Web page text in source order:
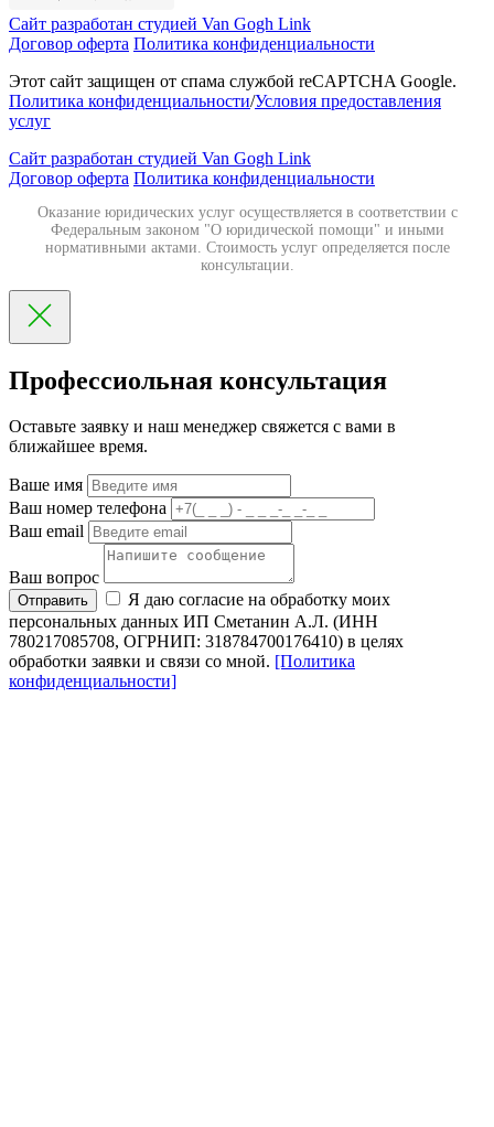
Сайт разработан студией Van Gogh Link
Договор оферта Политика конфиденциальности
Этот сайт защищен от спама службой reCAPTCHA Google.
Политика конфиденциальности/Условия предоставления
услуг
Сайт разработан студией Van Gogh Link
Договор оферта Политика конфиденциальности
Оказание юридических услуг осуществляется в соответствии с
Федеральным законом "О юридической помощи" и иными
нормативными актами. Стоимость услуг определяется после
консультации.
Профессиольная консультация
Оставьте заявку и наш менеджер свяжется с вами в
ближайшее время.
Ваше имя
Ваш номер телефона
Ваш email
Ваш вопрос
Отправить
Я даю согласие на обработку моих
персональных данных ИП Сметанин А.Л. (ИНН
780217085708, ОГРНИП: 318784700176410) в целях
обработки заявки и связи со мной. [Политика
конфиденциальности]